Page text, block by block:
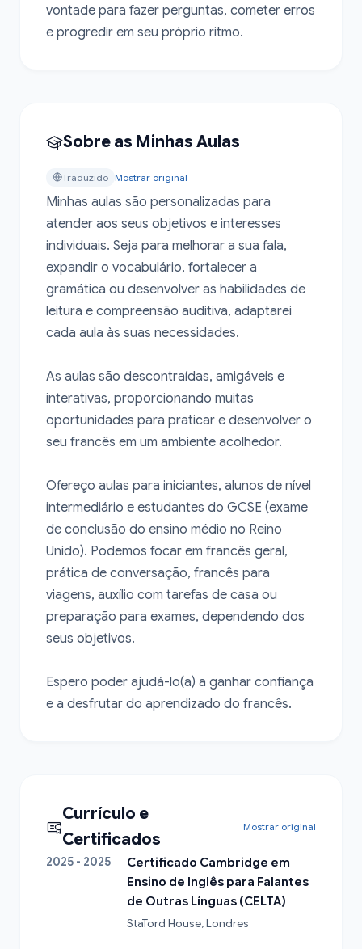
vontade para fazer perguntas, cometer erros
e progredir em seu próprio ritmo.
Sobre as Minhas Aulas
Traduzido Mostrar original
Minhas aulas são personalizadas para
atender aos seus objetivos e interesses
individuais. Seja para melhorar a sua fala,
expandir o vocabulário, fortalecer a
gramática ou desenvolver as habilidades de
leitura e compreensão auditiva, adaptarei
cada aula às suas necessidades.
As aulas são descontraídas, amigáveis e
interativas, proporcionando muitas
oportunidades para praticar e desenvolver o
seu francês em um ambiente acolhedor.
Ofereço aulas para iniciantes, alunos de nível
intermediário e estudantes do GCSE (exame
de conclusão do ensino médio no Reino
Unido). Podemos focar em francês geral,
prática de conversação, francês para
viagens, auxílio com tarefas de casa ou
preparação para exames, dependendo dos
seus objetivos.
Espero poder ajudá-lo(a) a ganhar confiança
e a desfrutar do aprendizado do francês.
Currículo e
Certificados
Mostrar original
2025 - 2025
Certificado Cambridge em
Ensino de Inglês para Falantes
de Outras Línguas (CELTA)
StaTord House, Londres